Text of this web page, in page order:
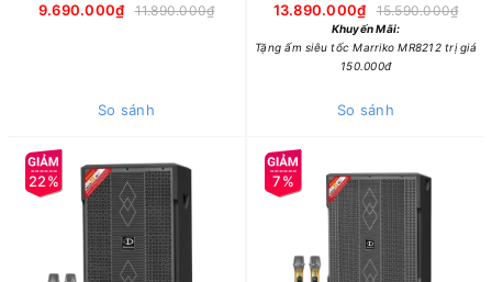
9.690.000₫
11.890.000₫
So sánh
13.890.000₫ 15.590.000₫
Khuyến Mãi:
Tặng ấm siêu tốc Marriko MR8212 trị giá
150.000đ
So sánh
22% 7%